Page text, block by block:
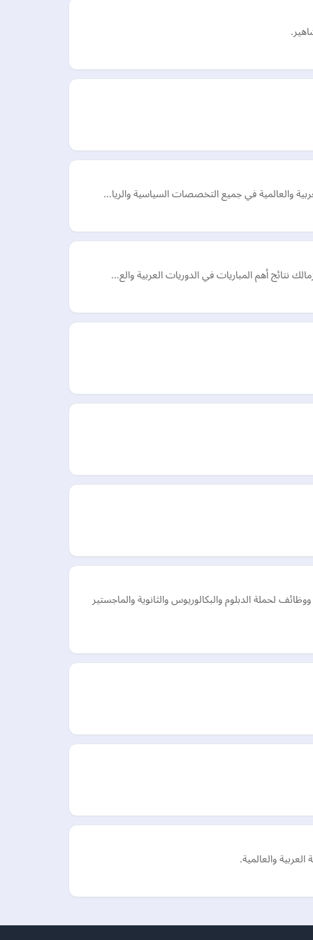
والعالمية في جميع التخصصات السياسية والريا…
نتائج أهم المباريات في الدوريات العربية والع…
لحملة الدبلوم والبكالوريوس والثانوية والماجستير
والعالمية.